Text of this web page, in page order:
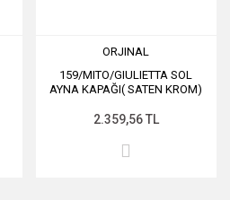
ORJINAL
159/MITO/GIULIETTA SOL
AYNA KAPAĞI( SATEN KROM)
2.359,56 TL